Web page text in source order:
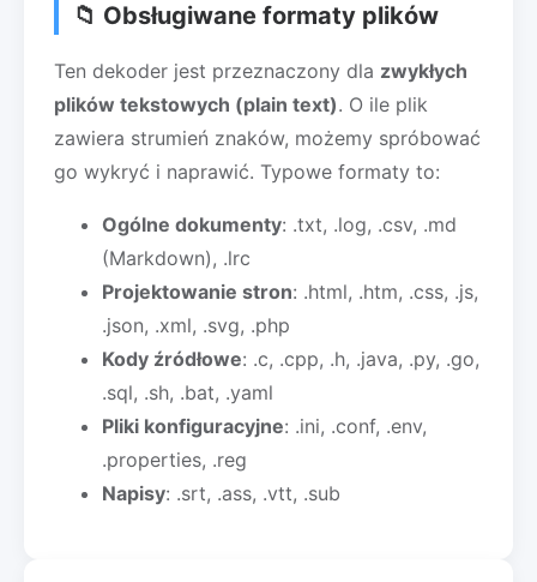
📁 Obsługiwane formaty plików
Ten dekoder jest przeznaczony dla zwykłych
plików tekstowych (plain text). O ile plik
zawiera strumień znaków, możemy spróbować
go wykryć i naprawić. Typowe formaty to:
Ogólne dokumenty: .txt, .log, .csv, .md
(Markdown), .lrc
Projektowanie stron: .html, .htm, .css, .js,
.json, .xml, .svg, .php
Kody źródłowe: .c, .cpp, .h, .java, .py, .go,
.sql, .sh, .bat, .yaml
Pliki konfiguracyjne: .ini, .conf, .env,
.properties, .reg
Napisy: .srt, .ass, .vtt, .sub